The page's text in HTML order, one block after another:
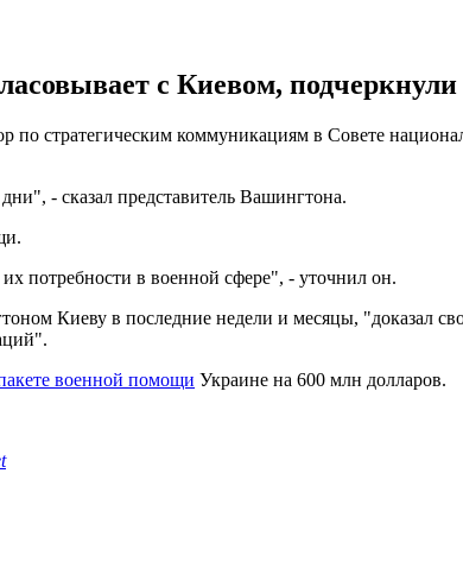
с Киевом,
стратегическим коммуникациям в Совете
- сказал представитель Вашингтона.
потребности в военной сфере", - уточнил он.
Киеву в последние недели и месяцы, "доказал
военной помощи Украине на 600 млн долларов.